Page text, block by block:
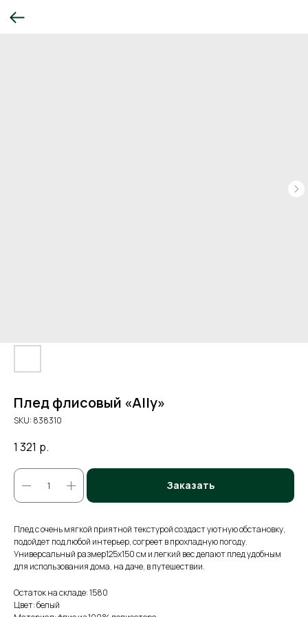
Плед флисовый «Ally»
SKU:838310
1 321 р.
Заказать
Плед с очень мягкой приятной текстурой создаст уютную обстановку,
подойдет под любой интерьер, согреет в прохладную погоду.
Универсальный размер125х150 см и легкий вес делают плед удобным
для использования дома, на даче, в путешествии.
Остаток на складе: 1580
Цвет: белый